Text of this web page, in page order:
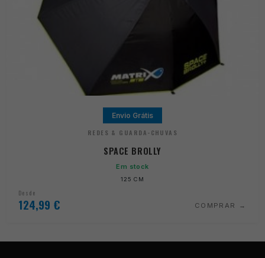
Envio Grátis
REDES & GUARDA-CHUVAS
SPACE BROLLY
Em stock
125 CM
Desde
124,99 € COMPRAR